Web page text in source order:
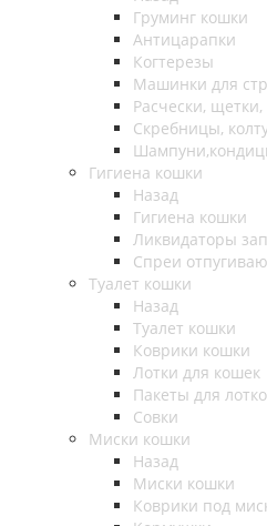
Груминг кошки
Антицарапки
Когтерезы
Машинки для
Расчески,
Скребницы,
Гигиена кошки
Назад
Гигиена кошки
Ликвидаторы
Спреи
Туалет кошки
Назад
Туалет кошки
Коврики кошки
Лотки для кошек
Пакеты для
Совки
Миски кошки
Назад
Миски кошки
Коврики под